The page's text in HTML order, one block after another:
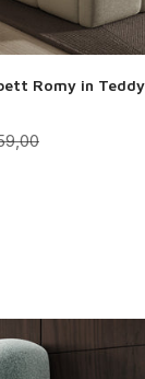
Romy in
Preis